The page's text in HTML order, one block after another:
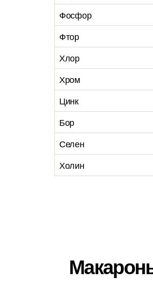
Фосфор
Фтор
Хлор
Хром
Цинк
Бор
Селен
Холин